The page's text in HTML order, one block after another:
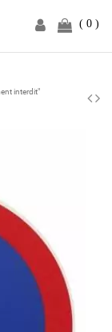
0
interdit"